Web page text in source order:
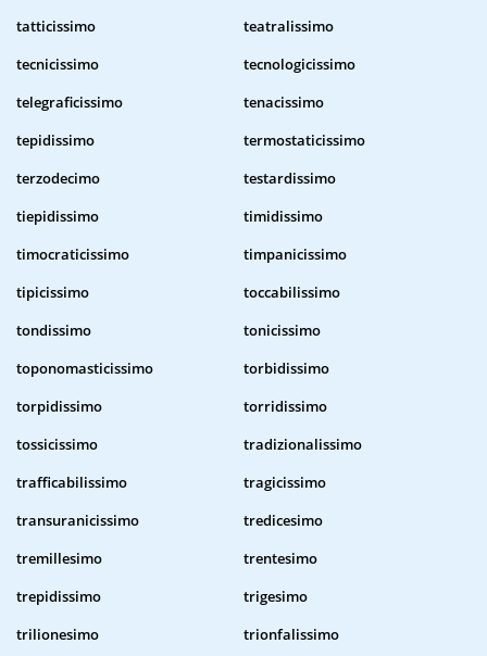
tatticissimo
teatralissimo
tecnicissimo
tecnologicissimo
telegraficissimo
tenacissimo
tepidissimo
termostaticissimo
terzodecimo
testardissimo
tiepidissimo
timidissimo
timocraticissimo
timpanicissimo
tipicissimo
toccabilissimo
tondissimo
tonicissimo
toponomasticissimo
torbidissimo
torpidissimo
torridissimo
tossicissimo
tradizionalissimo
trafficabilissimo
tragicissimo
transuranicissimo
tredicesimo
tremillesimo
trentesimo
trepidissimo
trigesimo
trilionesimo
trionfalissimo